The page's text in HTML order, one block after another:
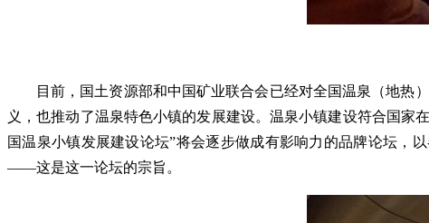
目前，国土资源部和中国矿业联合会已经对全国温泉（地热
义，也推动了温泉特色小镇的发展建设。温泉小镇建设符合国家
国温泉小镇发展建设论坛”将会逐步做成有影响力的品牌论坛，
——这是这一论坛的宗旨。